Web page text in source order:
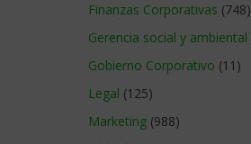
Finanzas Corporativas (748)
Gerencia social y ambiental
Gobierno Corporativo (11)
Legal (125)
Marketing (988)